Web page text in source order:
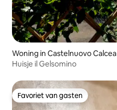
Woning in Castelnuovo Calcea
Huisje il Gelsomino
Favoriet van gasten
Favoriet van gasten